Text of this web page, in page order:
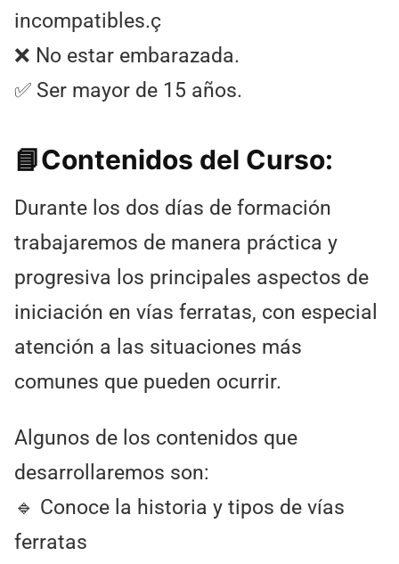
incompatibles.ç
❌ No estar embarazada.
✅ Ser mayor de 15 años.
📘Contenidos del Curso:
Durante los dos días de formación
trabajaremos de manera práctica y
progresiva los principales aspectos de
iniciación en vías ferratas, con especial
atención a las situaciones más
comunes que pueden ocurrir.
Algunos de los contenidos que
desarrollaremos son:
🔹 Conoce la historia y tipos de vías
ferratas